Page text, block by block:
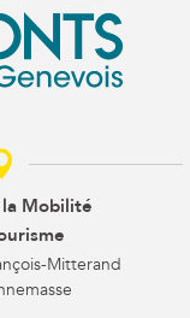
Mobilité
Mitterand